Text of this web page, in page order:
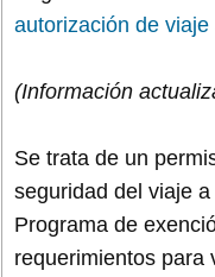
autorización de
(Información
Se trata de un
seguridad del viaje
Programa de
requerimientos para